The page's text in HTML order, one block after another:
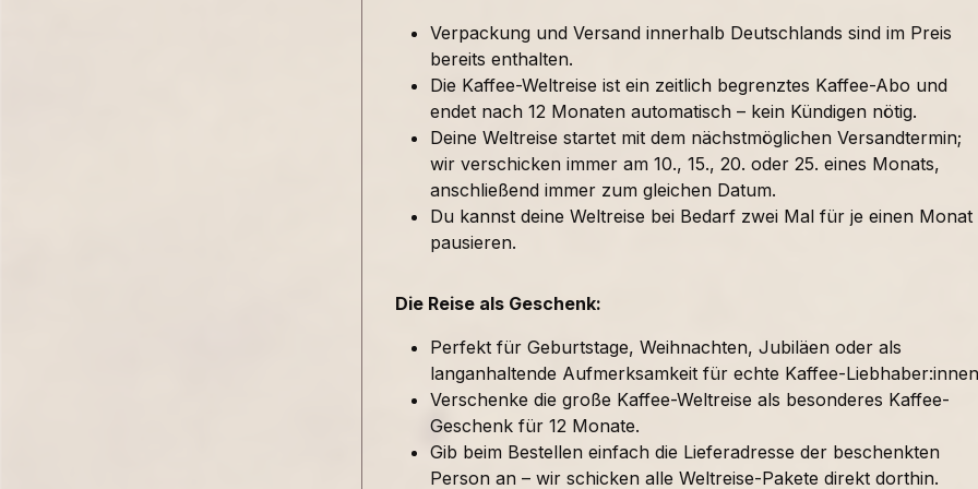
Verpackung und Versand innerhalb Deutschlands sind im Preis
bereits enthalten.
Die Kaffee-Weltreise ist ein zeitlich begrenztes Kaffee-Abo und
endet nach 12 Monaten automatisch – kein Kündigen nötig.
Deine Weltreise startet mit dem nächstmöglichen Versandtermin;
wir verschicken immer am 10., 15., 20. oder 25. eines Monats,
anschließend immer zum gleichen Datum.
Du kannst deine Weltreise bei Bedarf zwei Mal für je einen Monat
pausieren.
Die Reise als Geschenk:
Perfekt für Geburtstage, Weihnachten, Jubiläen oder als
langanhaltende Aufmerksamkeit für echte Kaffee-
Verschenke die große Kaffee-Weltreise als besonderes Kaffee-
Geschenk für 12 Monate.
Gib beim Bestellen einfach die Lieferadresse der beschenkten
Person an – wir schicken alle Weltreise-Pakete direkt dorthin.